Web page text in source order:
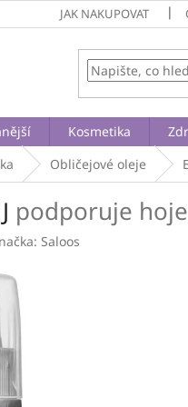
JAK NAKUPOVAT
Kosmetika
Obličejové oleje
podporuje
Saloos